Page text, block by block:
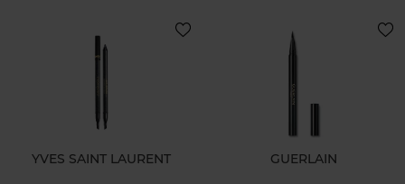
YVES SAINT LAURENT GUERLAIN